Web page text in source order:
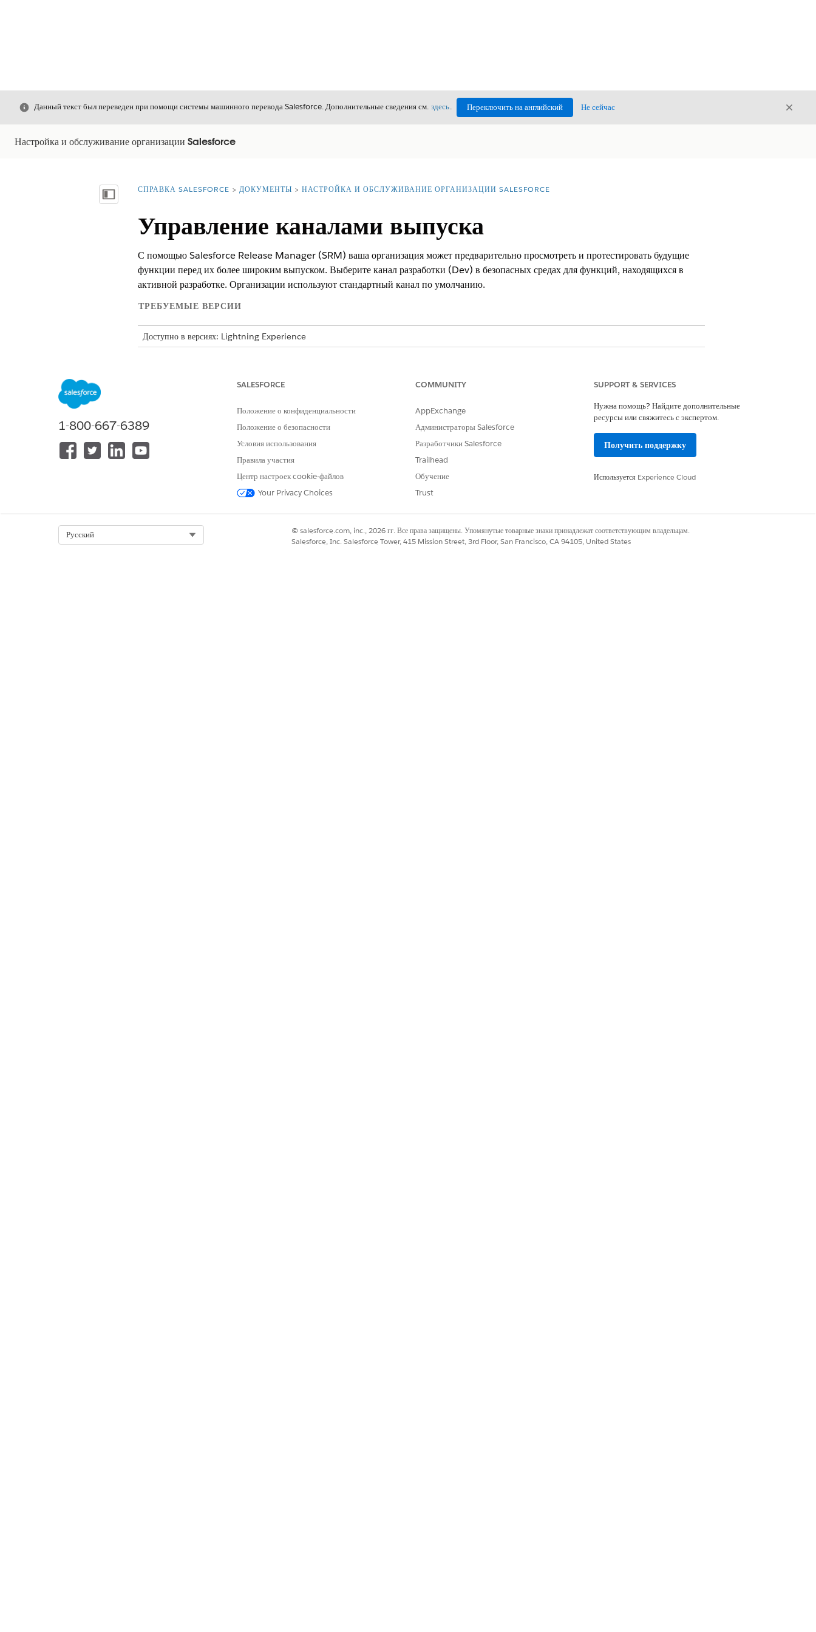
Закрыть
Данный текст был переведен при помощи системы машинного перевода Salesforce. Дополнительные сведения см. здесь. Переключить на английский Не сейчас
Настройка и обслуживание организации Salesforce
Показать содержание
Вы находитесь здесь:
СПРАВКА SALESFORCE ДОКУМЕНТЫ НАСТРОЙКА И ОБСЛУЖИВАНИЕ ОРГАНИЗАЦИИ SALESFORCE
Управление каналами выпуска
С помощью Salesforce Release Manager (SRM) ваша организация может предварительно просмотреть и протестировать будущие
функции перед их более широким выпуском. Выберите канал разработки (Dev) в безопасных средах для функций, находящихся в
активной разработке. Организации используют стандартный канал по умолчанию.
ТРЕБУЕМЫЕ ВЕРСИИ
Доступно в версиях: Lightning Experience
НЕОБХОДИМЫЕ ПОЛНОМОЧИЯ ПОЛЬЗОВАТЕЛЯ
Настройка приложения
Страница «Параметры менеджера по выпуску Salesforce» предоставляет каналы, которые можно выбрать для организации.
Стандартный канал является стандартным каналом. Канал разработки (Dev) содержит функции, которые можно включить отдельно
для вашей организации.
Менеджер выпуска » в поле «Быстрый поиск» меню «Настройка» и выберите пункт «
На странице параметров менеджера выпуска Salesforce согласитесь на канал.
Обновите обозреватель, чтобы начать использовать функции.
1-800-667-6389
SALESFORCE
Положение о конфиденциальности
Положение о безопасности
Условия использования
Правила участия
Центр настроек cookie-файлов
Your Privacy Choices
COMMUNITY
AppExchange
Администраторы Salesforce
Разработчики Salesforce
Trailhead
Обучение
Trust
SUPPORT & SERVICES
Нужна помощь? Найдите дополнительные
ресурсы или свяжитесь с экспертом.
Получить поддержку
Используется Experience Cloud
Русский
© salesforce.com, inc., 2026 гг. Все права защищены. Упомянутые товарные знаки принадлежат соответствующим владельцам.
Salesforce, Inc. Salesforce Tower, 415 Mission Street, 3rd Floor, San Francisco, CA 94105, United States